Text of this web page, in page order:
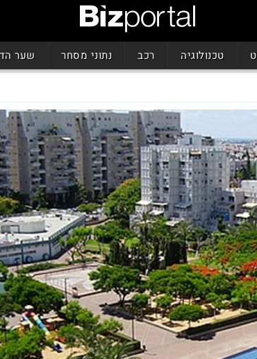
טכנולוגיה רכב נתוני מסחר שער